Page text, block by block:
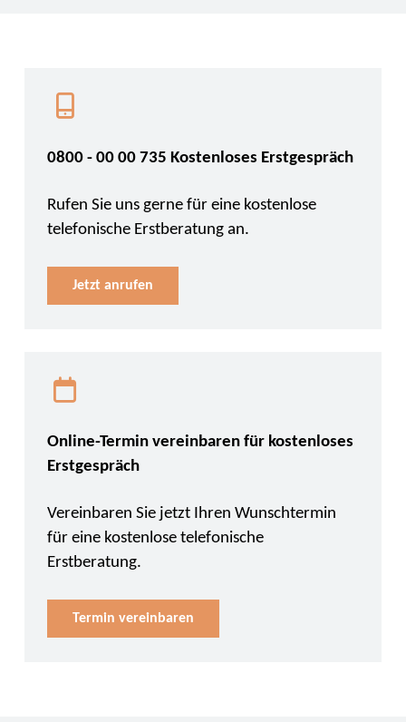
0800 - 00 00 735 Kostenloses Erstgespräch
Rufen Sie uns gerne für eine kostenlose
telefonische Erstberatung an.
Jetzt anrufen
Online-Termin vereinbaren für kostenloses
Erstgespräch
Vereinbaren Sie jetzt Ihren Wunschtermin
für eine kostenlose telefonische
Erstberatung.
Termin vereinbaren